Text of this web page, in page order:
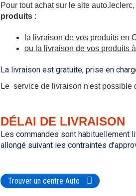
Pour tout achat sur le site
produits :
la livraison de vos produits en
ou la livraison de vos produits
La livraison est gratuite, prise en
Le service de livraison n'est possible
DÉLAI DE LIVRAISON
Les commandes sont habituellement
allongé suivant les contraintes
Trouver un centre Auto